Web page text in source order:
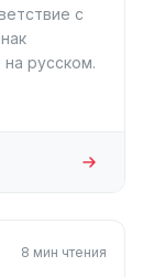
с
русском.
8 мин чтения